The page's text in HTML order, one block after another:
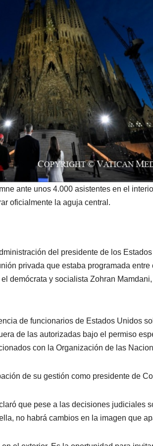
ante unos 4.000 asistentes en el
oficialmente la aguja central.
del presidente de los
privada que estaba programada
demócrata y socialista Zohran
de funcionarios de Estados Unidos
de las autorizadas bajo el permiso
con la Organización de las
de su gestión como presidente de
que pese a las decisiones judiciales
no habrá cambios en la imagen que